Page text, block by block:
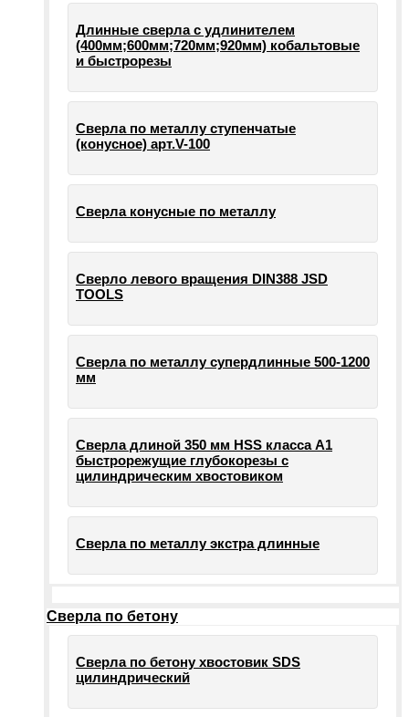
Длинные сверла с удлинителем
(400мм;600мм;720мм;920мм) кобальтовые
и быстрорезы
Сверла по металлу ступенчатые
(конусное) арт.V-100
Сверла конусные по металлу
Сверло левого вращения DIN388 JSD
TOOLS
Сверла по металлу супердлинные 500-1200
мм
Сверла длиной 350 мм HSS класса А1
быстрорежущие глубокорезы с
цилиндрическим хвостовиком
Сверла по металлу экстра длинные
Сверла по бетону
Сверла по бетону хвостовик SDS
цилиндрический